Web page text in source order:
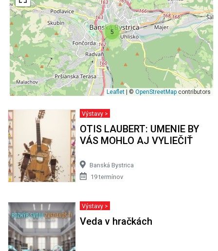
5
Leaflet | © OpenStreetMap contributors
Výstavy >
OTIS LAUBERT: UMENIE BY
VÁS MOHLO AJ VYLIEČIŤ
Banská Bystrica
19 termínov
Výstavy >
Veda v hračkách